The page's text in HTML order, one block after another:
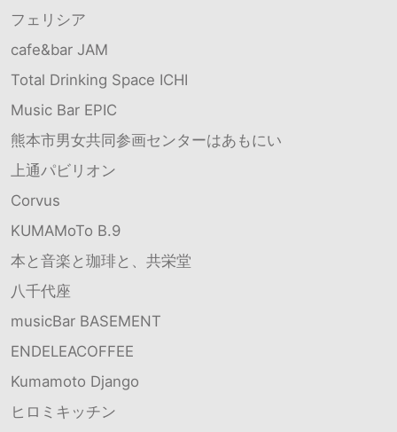
フェリシア
cafe&bar JAM
Total Drinking Space ICHI
Music Bar EPIC
熊本市男女共同参画センターはあもにい
上通パビリオン
Corvus
KUMAMoTo B.9
本と音楽と珈琲と、共栄堂
八千代座
musicBar BASEMENT
ENDELEACOFFEE
Kumamoto Django
ヒロミキッチン